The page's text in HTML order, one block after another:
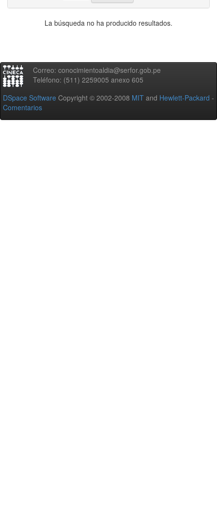
La búsqueda no ha producido resultados.
Correo: conocimientoaldia@serfor.gob.pe
Teléfono: (511) 2259005 anexo 605
DSpace Software Copyright © 2002-2008 MIT and Hewlett-Packard -
Comentarios